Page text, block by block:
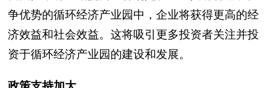
争优势的循环经济产业园中，企业将获得更高的经
济效益和社会效益。这将吸引更多投资者关注并投
资于循环经济产业园的建设和发展。